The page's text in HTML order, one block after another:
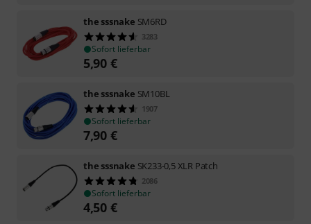
the sssnake SM6RD
3283
Sofort lieferbar
5,90 €
the sssnake SM10BL
1907
Sofort lieferbar
7,90 €
the sssnake SK233-0,5 XLR Patch
2086
Sofort lieferbar
4,50 €